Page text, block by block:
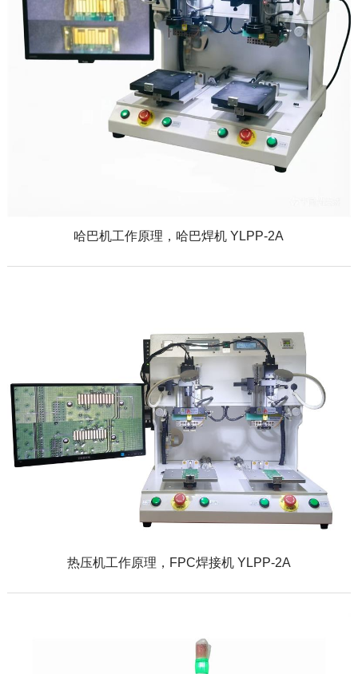
哈巴机工作原理，哈巴焊机 YLPP-2A
热压机工作原理，FPC焊接机 YLPP-2A